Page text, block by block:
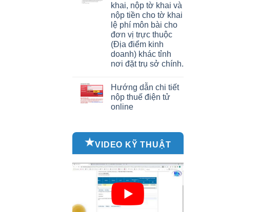
khai, nộp tờ khai và
nộp tiền cho tờ khai
lệ phí môn bài cho
đơn vị trực thuộc
(Địa điểm kinh
doanh) khác tỉnh
nơi đặt trụ sở chính.
Hướng dẫn chi tiết
nộp thuế điện tử
online
VIDEO KỸ THUẬT